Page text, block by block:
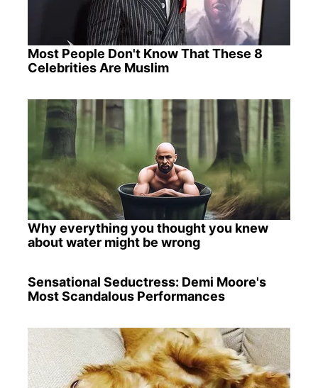
Most People Don't Know That These 8
Celebrities Are Muslim
Why everything you thought you knew
about water might be wrong
Sensational Seductress: Demi Moore's
Most Scandalous Performances